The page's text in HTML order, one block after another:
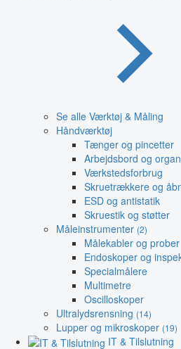
Se alle Værktøj & Måling
Håndværktøj
Tænger og pincetter
Arbejdsbord og
Værkstedsforbrug
Skruetrækkere og
ESD og antistatik
Skruestik og støtter
Måleinstrumenter (2)
Målekabler og prober
Endoskoper og
Specialmålere
Multimetre
Oscilloskoper
Ultralydsrensning (14)
Lupper og mikroskoper (19)
IT & Tilslutning